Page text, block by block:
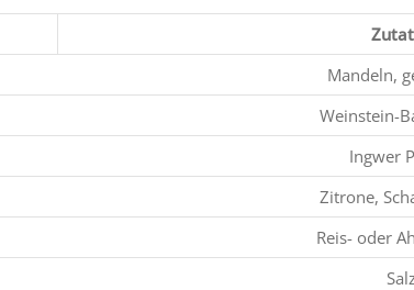
Mandeln,
Weinstein-
Ingwer
Zitrone,
Reis- oder